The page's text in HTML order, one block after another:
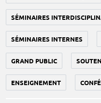
SÉMINAIRES
SÉMINAIRES INTERNES
GRAND PUBLIC
ENSEIGNEMENT